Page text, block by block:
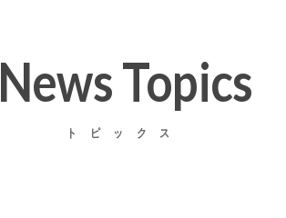
News Topics
トピックス